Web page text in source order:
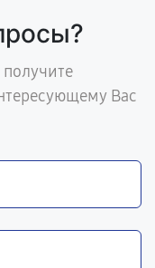
Вас